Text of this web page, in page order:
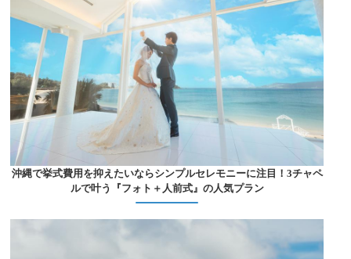
沖縄で挙式費用を抑えたいならシンプルセレモニーに注目！3チャペ
ルで叶う『フォト＋人前式』の人気プラン